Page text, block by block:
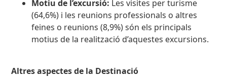
Motiu de l’excursió: Les visites per turisme
(64,6%) i les reunions professionals o altres
feines o reunions (8,9%) són els principals
motius de la realització d’aquestes excursions.
Altres aspectes de la Destinació